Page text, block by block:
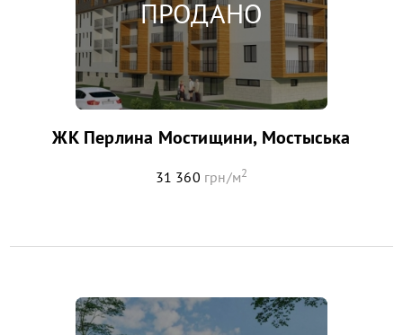
ЖК Перлина Мостищини, Мостыська
31 360 грн/м2